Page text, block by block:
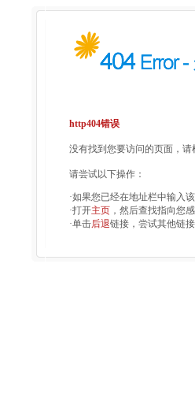
http404错误
没有找到您要访问的页面，
请尝试以下操作：
·如果您已经在地址栏中输入
·打开主页 ，然后查找指向您
·单击后退链接，尝试其他链